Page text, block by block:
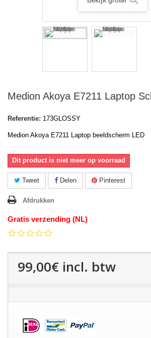
Medion Akoya E7211 Laptop
Referentie: 173GLOSSY
Medion Akoya E7211 Laptop beeldscherm LED
Dit product is niet meer op voorraad
Tweet Delen Pinterest
Afdrukken
Gratis verzending (NL)
99,00€ incl. btw